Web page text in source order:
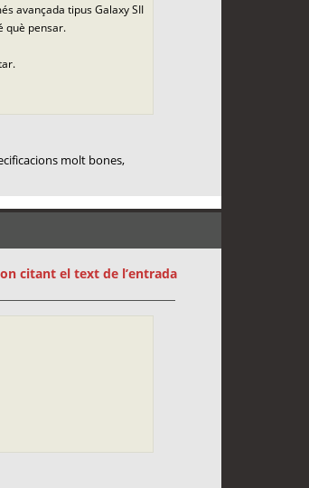
avançada tipus Galaxy SII
què pensar.
molt bones,
citant el text de l’entrada